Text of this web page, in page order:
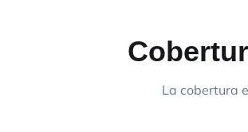
La cobertura